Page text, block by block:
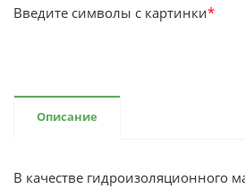
Введите символы с картинки*
Описание
В качестве гидроизоляционного